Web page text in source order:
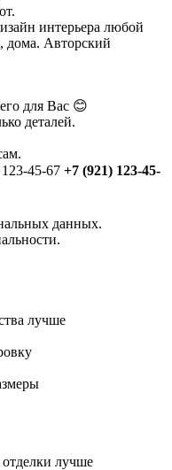
интерьера любой
дома. Авторский
для Вас 😊
деталей.
45-67 +7 (921) 123-45-
данных.
лучше
отделки лучше